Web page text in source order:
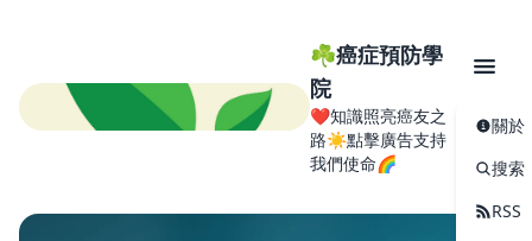
☘️癌症預防學
院
❤️知識照亮癌友之
路☀️點擊廣告支持
我們使命🌈
關於
搜索
RSS